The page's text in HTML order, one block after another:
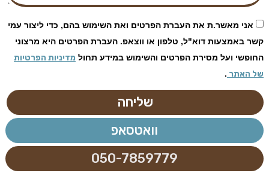
אני מאשר.ת את העברת הפרטים ואת השימוש בהם, כדי ליצור עמי
קשר באמצעות דוא"ל, טלפון או ווצאפ. העברת הפרטים היא מרצוני
החופשי ועל מסירת הפרטים והשימוש במידע תחול מדיניות הפרטיות
של האתר .
שליחה
וואטסאפ
050-7859779